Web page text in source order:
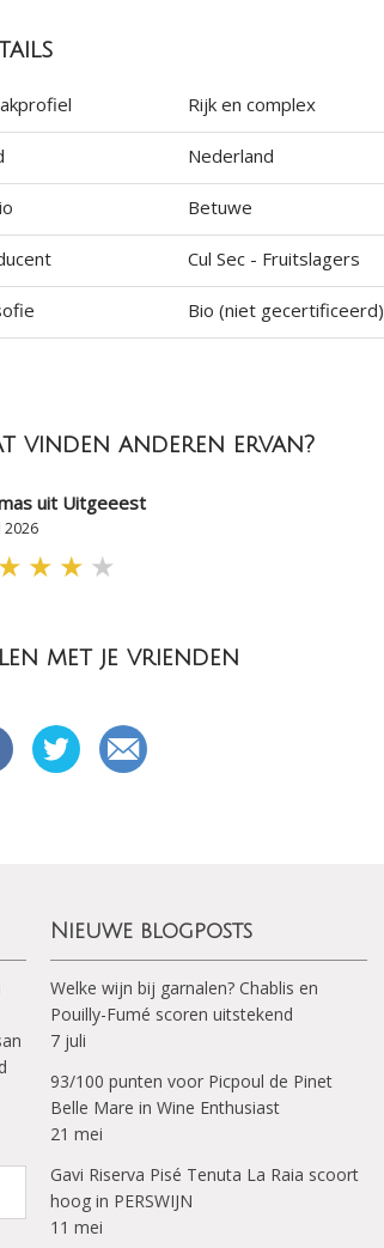
Rijk en complex
Nederland
Betuwe
Cul Sec - Fruitslagers
Bio (niet gecertificeerd)
vinden anderen ervan?
uit Uitgeeest
2026
★ ★ ★ ★
met je vrienden
Nieuwe blogposts
Welke wijn bij garnalen? Chablis en
Pouilly-Fumé scoren uitstekend
7 juli
93/100 punten voor Picpoul de Pinet
Belle Mare in Wine Enthusiast
21 mei
Gavi Riserva Pisé Tenuta La Raia scoort
hoog in PERSWIJN
11 mei